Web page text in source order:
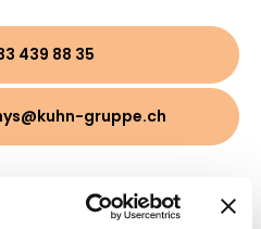
439 88 35
gruppe.ch